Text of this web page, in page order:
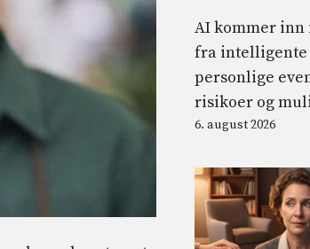
AI kommer inn
fra intelligente
personlige
risikoer og
6. august 2026